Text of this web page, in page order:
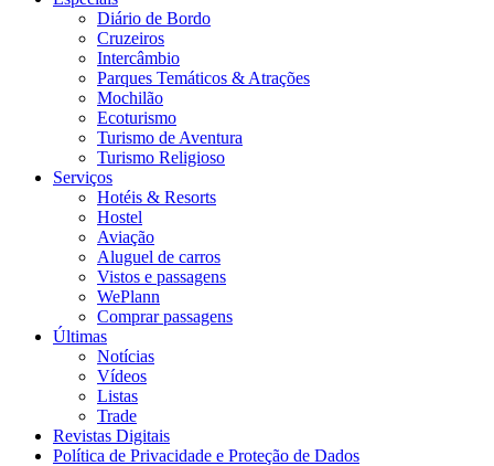
Diário de Bordo
Cruzeiros
Intercâmbio
Parques Temáticos & Atrações
Mochilão
Ecoturismo
Turismo de Aventura
Turismo Religioso
Serviços
Hotéis & Resorts
Hostel
Aviação
Aluguel de carros
Vistos e passagens
WePlann
Comprar passagens
Últimas
Notícias
Vídeos
Listas
Trade
Revistas Digitais
Política de Privacidade e Proteção de Dados